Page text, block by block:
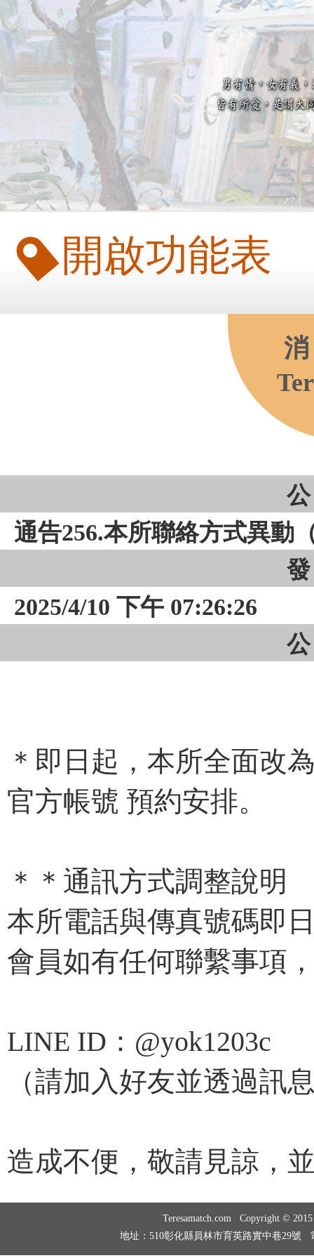
開啟功能表
通告256.本所聯絡方式異動
2025/4/10 下午 07:26:26
＊即日起，本所全面改
官方帳號 預約安排。
＊＊通訊方式調整說明
本所電話與傳真號碼即
會員如有任何聯繫事項
LINE ID：@yok1203c
（請加入好友並透過訊
造成不便，敬請見諒，
Teresamatch.com Copyright ©
地址：510彰化縣員林市育英路實中巷29號